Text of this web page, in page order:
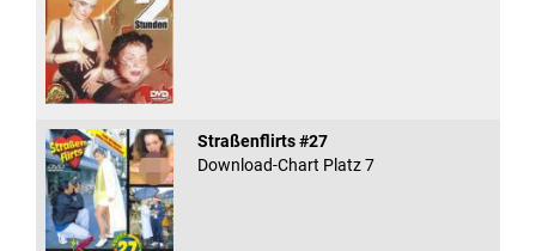
Straßenflirts #27
Download-Chart Platz 7